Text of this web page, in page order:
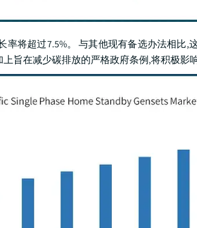
率将超过7.5%。 与其他现有备选办法相比
旨在减少碳排放的严格政府条例,将积极影